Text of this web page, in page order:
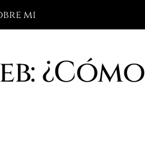
mi
¿Cómo